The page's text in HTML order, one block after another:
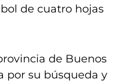
de cuatro hojas
de Buenos
por su búsqueda y